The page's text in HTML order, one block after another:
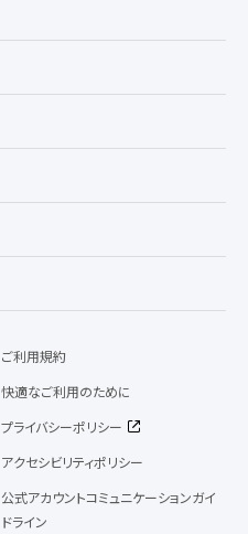
ご利用規約
快適なご利用のために
プライバシーポリシー
アクセシビリティポリシー
公式アカウントコミュニケーションガイ
ドライン